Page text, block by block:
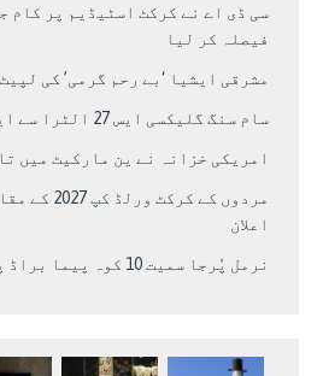
سی ڈی اے نے کرکٹ اسٹیڈیم پر کام
فیصلہ کر لیا
مشرقی ایشیا ‘بے رحم گرمی’ کی
سام سنگ گلیکسی ایس 27 الٹرا سے ایک کیمرا ہٹا دے گا.
امریکی خزانہ نے ین مارکیٹ میں
مردوں کے
اعلان
نرمل پُرجا سمیت 10 کوہ پیما براڈ پیک پر لاپتہ